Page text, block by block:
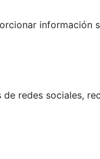
información
redes sociales,